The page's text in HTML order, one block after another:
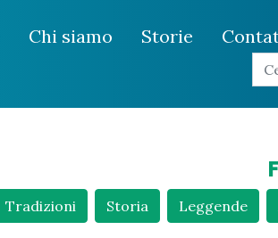
Chi siamo Storie
Tradizioni Storia Leggende